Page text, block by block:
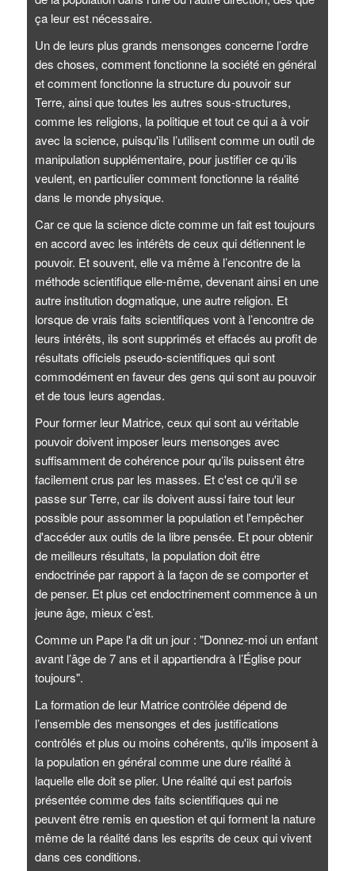
ça leur est nécessaire.
Un de leurs plus grands mensonges concerne l’ordre
des choses, comment fonctionne la société en général
et comment fonctionne la structure du pouvoir sur
Terre, ainsi que toutes les autres sous-structures,
comme les religions, la politique et tout ce qui a à voir
avec la science, puisqu'ils l’utilisent comme un outil de
manipulation supplémentaire, pour justifier ce qu’ils
veulent, en particulier comment fonctionne la réalité
dans le monde physique.
Car ce que la science dicte comme un fait est toujours
en accord avec les intérêts de ceux qui détiennent le
pouvoir. Et souvent, elle va même à l’encontre de la
méthode scientifique elle-même, devenant ainsi en une
autre institution dogmatique, une autre religion. Et
lorsque de vrais faits scientifiques vont à l’encontre de
leurs intérêts, ils sont supprimés et effacés au profit de
résultats officiels pseudo-scientifiques qui sont
commodément en faveur des gens qui sont au pouvoir
et de tous leurs agendas.
Pour former leur Matrice, ceux qui sont au véritable
pouvoir doivent imposer leurs mensonges avec
suffisamment de cohérence pour qu’ils puissent être
facilement crus par les masses. Et c'est ce qu'il se
passe sur Terre, car ils doivent aussi faire tout leur
possible pour assommer la population et l'empêcher
d'accéder aux outils de la libre pensée. Et pour obtenir
de meilleurs résultats, la population doit être
endoctrinée par rapport à la façon de se comporter et
de penser. Et plus cet endoctrinement commence à un
jeune âge, mieux c’est.
Comme un Pape l'a dit un jour : "Donnez-moi un enfant
avant l’âge de 7 ans et il appartiendra à l’Église pour
toujours".
La formation de leur Matrice contrôlée dépend de
l’ensemble des mensonges et des justifications
contrôlés et plus ou moins cohérents, qu'ils imposent à
la population en général comme une dure réalité à
laquelle elle doit se plier. Une réalité qui est parfois
présentée comme des faits scientifiques qui ne
peuvent être remis en question et qui forment la nature
même de la réalité dans les esprits de ceux qui vivent
dans ces conditions.